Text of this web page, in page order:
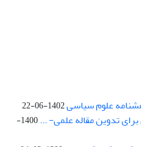
علوم سیاسی1402-06-22
تدوین مقاله علمی- ...
1400-